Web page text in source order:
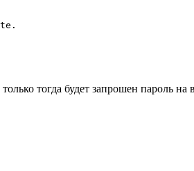
тогда будет запрошен пароль на